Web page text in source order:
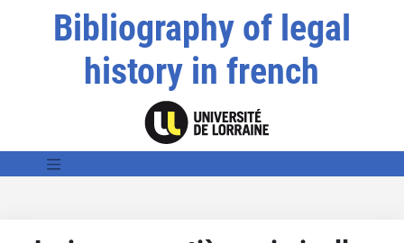
Bibliography of legal
history in french